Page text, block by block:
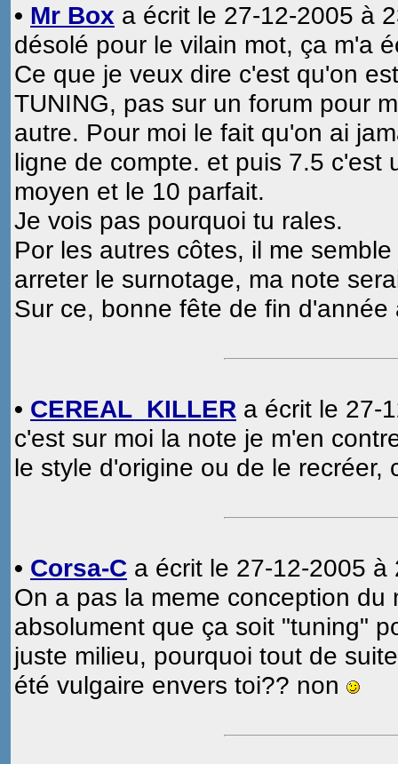
• Mr Box a écrit le 27-12-2005 à
désolé pour le vilain mot, ça m'a
Ce que je veux dire c'est qu'on
TUNING, pas sur un forum pour
autre. Pour moi le fait qu'on ai
ligne de compte. et puis 7.5 c'est
moyen et le 10 parfait.
Je vois pas pourquoi tu rales.
Por les autres côtes, il me
arreter le surnotage, ma note
Sur ce, bonne fête de fin d'année
• CEREAL_KILLER a écrit le 27-
c'est sur moi la note je m'en
le style d'origine ou de le
• Corsa-C a écrit le 27-12-2005 à
On a pas la meme conception
absolument que ça soit "tuning"
juste milieu, pourquoi tout de
été vulgaire envers toi?? non